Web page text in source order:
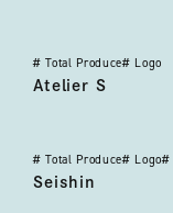
atelier S
Atelier S
# Total Produce# Logo
成伸
Seishin
# Total Produce# Logo#